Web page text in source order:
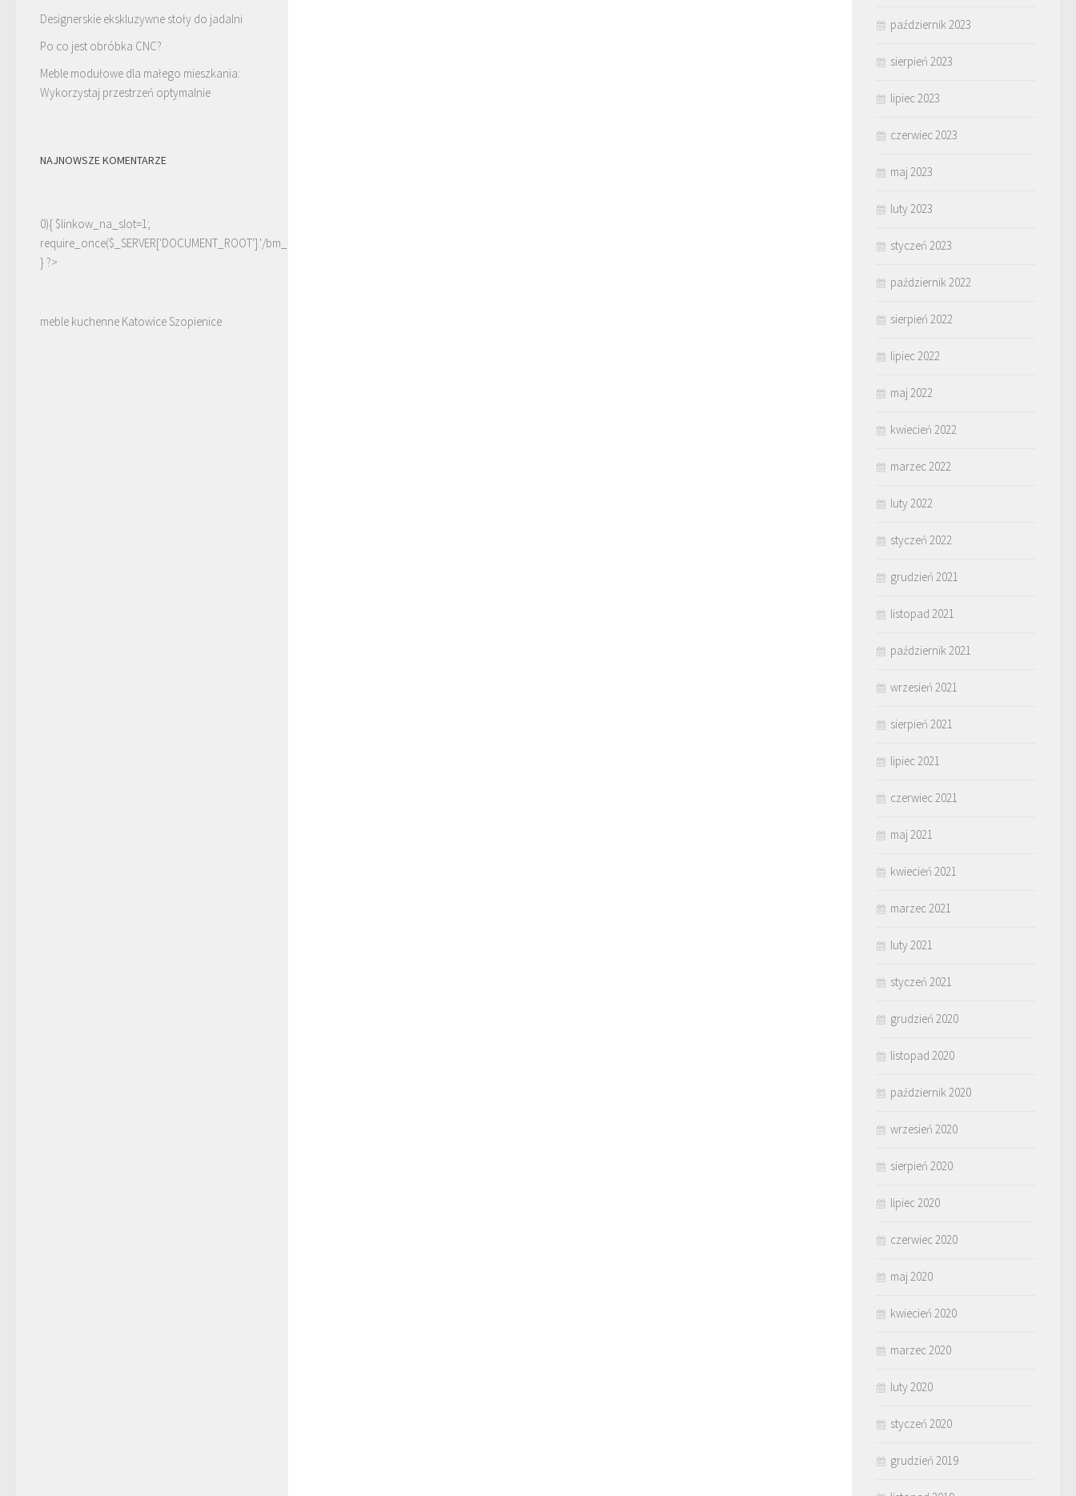
Designerskie ekskluzywne stoły do jadalni
Po co jest obróbka CNC?
Meble modułowe dla małego mieszkania:
Wykorzystaj przestrzeń optymalnie
NAJNOWSZE KOMENTARZE
0){ $linkow_na_slot=1;
require_once($_SERVER['DOCUMENT_ROOT'].'/bm_linki.php');
} ?>
meble kuchenne Katowice Szopienice
październik 2023
sierpień 2023
lipiec 2023
czerwiec 2023
maj 2023
luty 2023
styczeń 2023
październik 2022
sierpień 2022
lipiec 2022
maj 2022
kwiecień 2022
marzec 2022
luty 2022
styczeń 2022
grudzień 2021
listopad 2021
październik 2021
wrzesień 2021
sierpień 2021
lipiec 2021
czerwiec 2021
maj 2021
kwiecień 2021
marzec 2021
luty 2021
styczeń 2021
grudzień 2020
listopad 2020
październik 2020
wrzesień 2020
sierpień 2020
lipiec 2020
czerwiec 2020
maj 2020
kwiecień 2020
marzec 2020
luty 2020
styczeń 2020
grudzień 2019